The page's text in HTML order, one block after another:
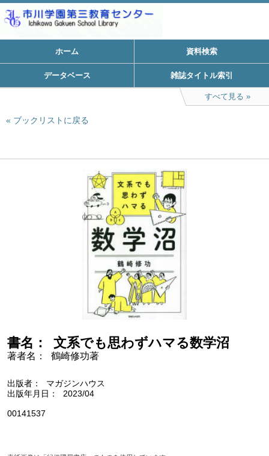
ホーム 資料検索
データベース 雑誌タイトル索引
すべて見る
ブックリストに戻る
書名 文系でも思わずハマる数学沼
著者名 鶴崎修功著
出版者
マガジンハウス
出版年月日
2023/04
00141537